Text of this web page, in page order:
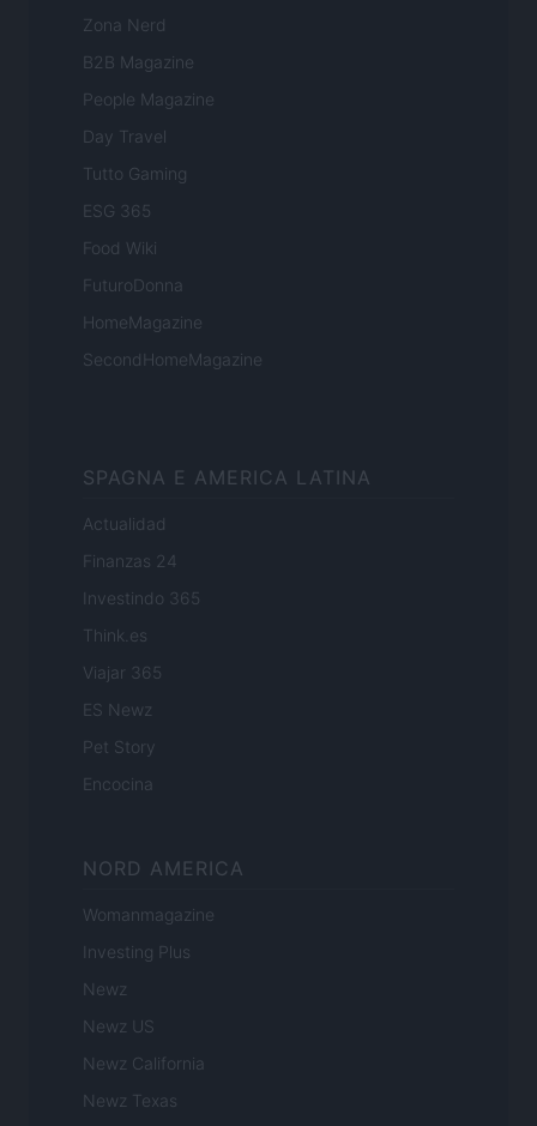
Zona Nerd
B2B Magazine
People Magazine
Day Travel
Tutto Gaming
ESG 365
Food Wiki
FuturoDonna
HomeMagazine
SecondHomeMagazine
SPAGNA E AMERICA LATINA
Actualidad
Finanzas 24
Investindo 365
Think.es
Viajar 365
ES Newz
Pet Story
Encocina
NORD AMERICA
Womanmagazine
Investing Plus
Newz
Newz US
Newz California
Newz Texas